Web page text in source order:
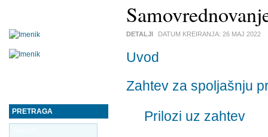
DETALJI DATUM KREIRANJA: 26 MAJ 2022
Uvod
Zahtev za spoljašnju
Prilozi uz zahtev
PRETRAGA